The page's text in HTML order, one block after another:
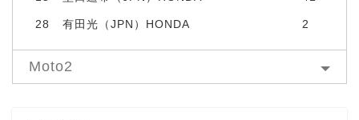
28 有田光（JPN）HONDA 2
Moto2